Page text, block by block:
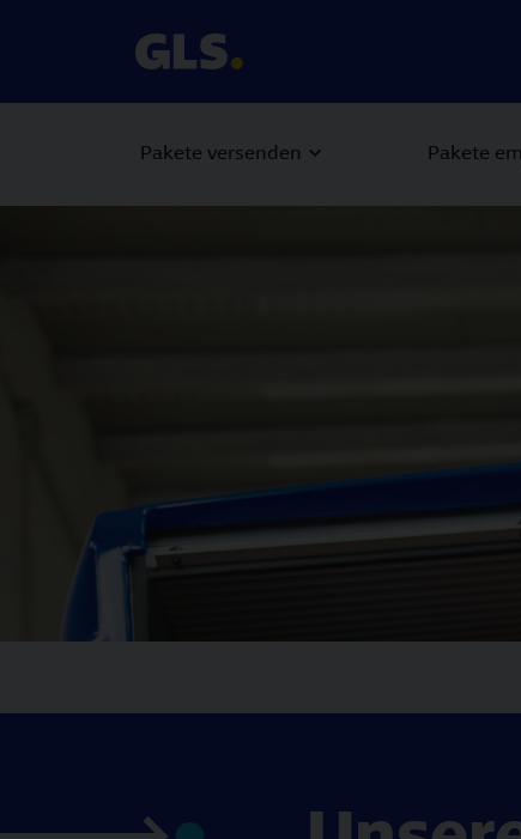
Pakete versenden Pakete